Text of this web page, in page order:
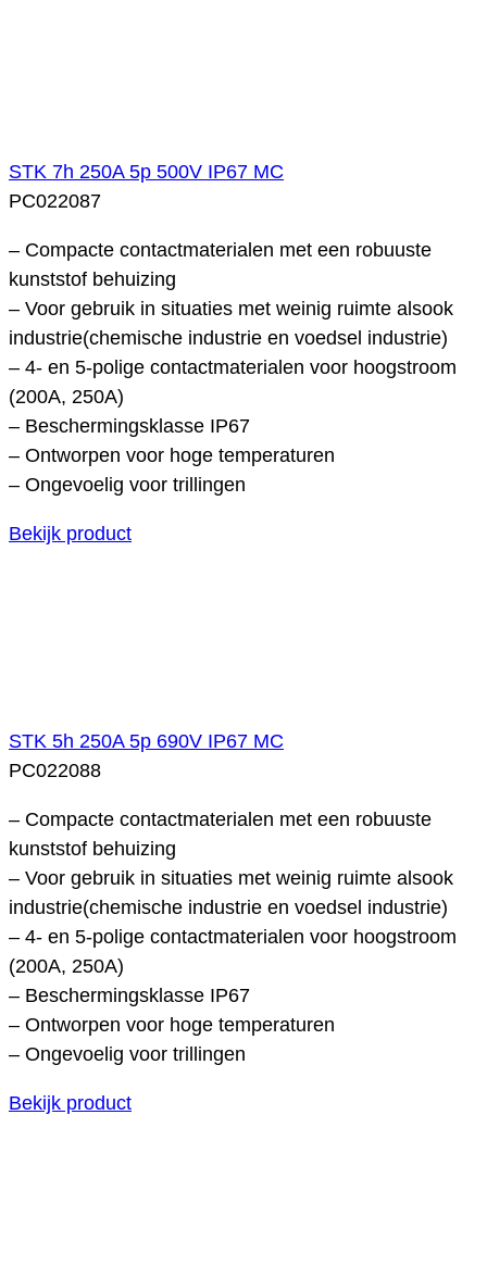
STK 7h 250A 5p 500V IP67 MC
PC022087
– Compacte contactmaterialen met een robuuste
kunststof behuizing
– Voor gebruik in situaties met weinig ruimte alsook
industrie(chemische industrie en voedsel industrie)
– 4- en 5-polige contactmaterialen voor hoogstroom
(200A, 250A)
– Beschermingsklasse IP67
– Ontworpen voor hoge temperaturen
– Ongevoelig voor trillingen
Bekijk product
STK 5h 250A 5p 690V IP67 MC
PC022088
– Compacte contactmaterialen met een robuuste
kunststof behuizing
– Voor gebruik in situaties met weinig ruimte alsook
industrie(chemische industrie en voedsel industrie)
– 4- en 5-polige contactmaterialen voor hoogstroom
(200A, 250A)
– Beschermingsklasse IP67
– Ontworpen voor hoge temperaturen
– Ongevoelig voor trillingen
Bekijk product